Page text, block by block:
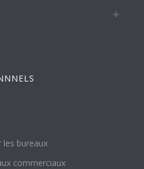
bureaux
commerciaux